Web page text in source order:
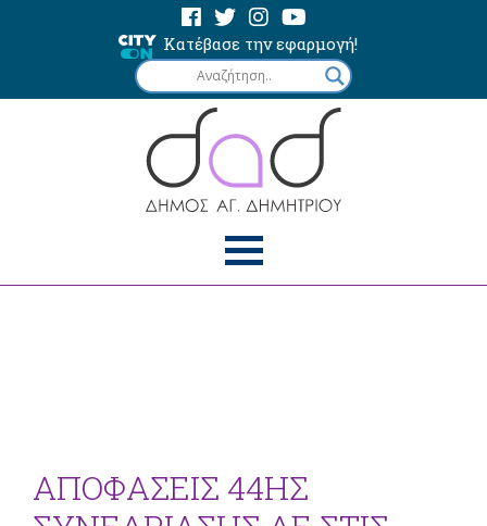
Κατέβασε την εφαρμογή!
ΑΠΟΦΑΣΕΙΣ 44ΗΣ